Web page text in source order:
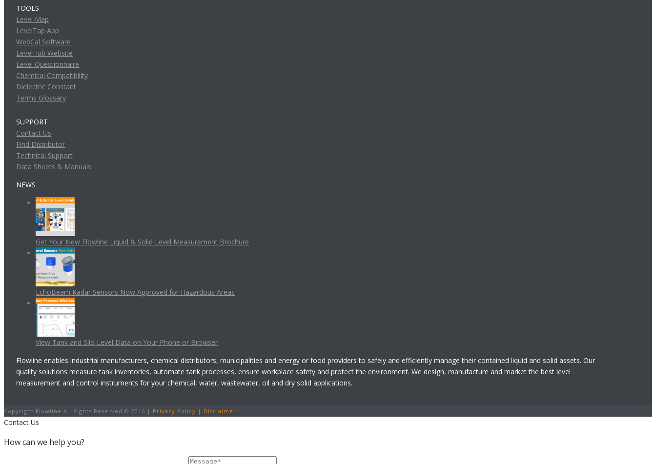
TOOLS
Level Map
LevelTap App
WebCal Software
LevelHub Website
Level Questionnaire
Chemical Compatibility
Dielectric Constant
Terms Glossary
SUPPORT
Contact Us
Find Distributor
Technical Support
Data Sheets & Manuals
NEWS
Get Your New Flowline Liquid & Solid Level Measurement Brochure
EchoBeam Radar Sensors Now Approved for Hazardous Areas
View Tank and Silo Level Data on Your Phone or Browser
Flowline enables industrial manufacturers, chemical distributors, municipalities and energy or food providers to safely and efficiently manage their contained liquid and solid assets. Our
quality solutions measure tank inventories, automate tank processes, ensure workplace safety and protect the environment. We design, manufacture and market the best level
measurement and control instruments for your chemical, water, wastewater, oil and dry solid applications.
Copyright Flowline All Rights Reserved © 2016 | Privacy Policy | Disclaimer
Contact Us
How can we help you?